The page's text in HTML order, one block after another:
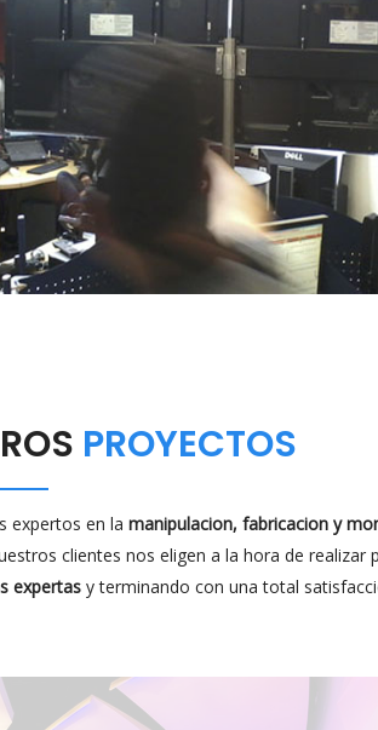
PROYECTOS
expertos en la manipulacion, fabricacion y
clientes nos eligen a la hora de realizar
expertas y terminando con una total